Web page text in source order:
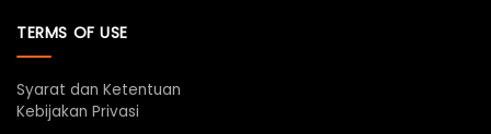
TERMS OF USE
Syarat dan Ketentuan
Kebijakan Privasi